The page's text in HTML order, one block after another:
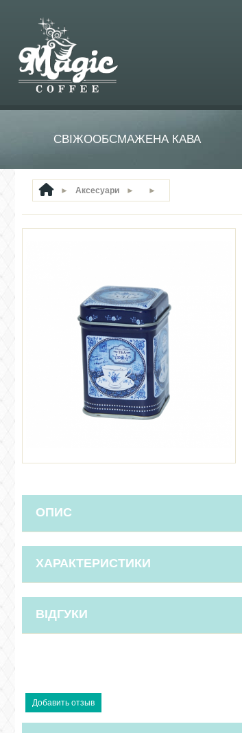
СВІЖООБСМАЖЕНА КАВА
► Аксесуари ► ►
ОПИС
ХАРАКТЕРИСТИКИ
ВІДГУКИ